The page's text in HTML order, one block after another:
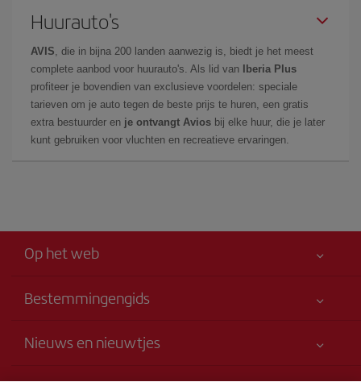
Huurauto's
AVIS , die in bijna 200 landen aanwezig is, biedt je het meest
complete aanbod voor huurauto's. Als lid van
Iberia Plus
profiteer je bovendien van exclusieve voordelen: speciale
tarieven om je auto tegen de beste prijs te huren, een gratis
extra bestuurder en je ontvangt Avios bij elke huur, die je later
kunt gebruiken voor vluchten en recreatieve ervaringen.
Op het web
Bestemmingengids
Toegankelijkheid
Nieuws en nieuwtjes